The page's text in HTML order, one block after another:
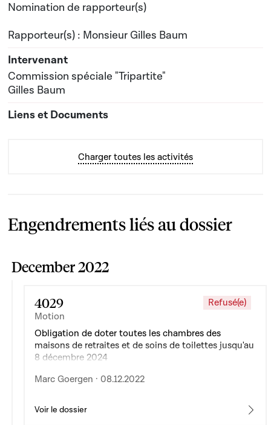
Nomination de rapporteur(s)
Rapporteur(s) : Monsieur Gilles Baum
Commission spéciale "Tripartite"
Gilles Baum
Charger toutes les activités
Engendrements liés au dossier
December 2022
4029
Motion
Refusé(e)
Obligation de doter toutes les chambres des
maisons de retraites et de soins de toilettes jusqu'au
8 décembre 2024
Marc Goergen · 08.12.2022
Voir le dossier